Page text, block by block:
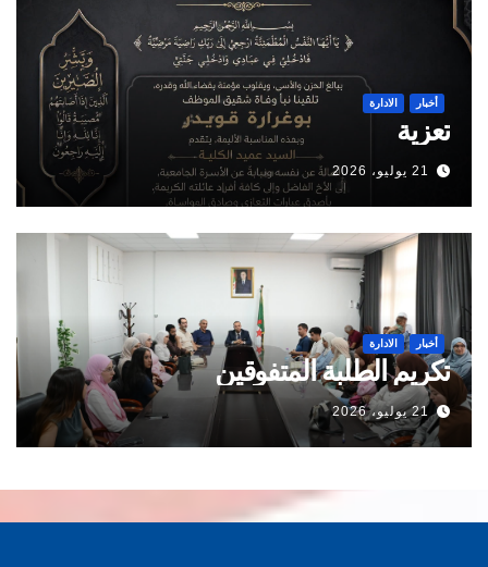
أخبار الادارة
تعزية
21 يوليو، 2026
أخبار الادارة
تكريم الطلبة المتفوقين
21 يوليو، 2026